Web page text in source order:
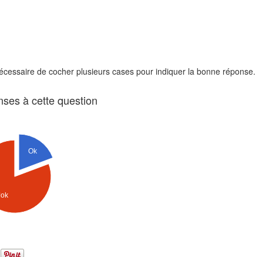
de cocher plusieurs cases pour indiquer la bonne réponse.
à cette question
Ok